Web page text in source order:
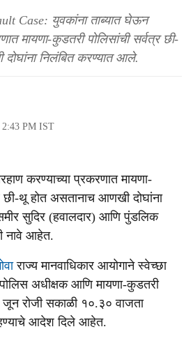
Case: युवकांना ताब्‍यात घेऊन
मायणा-कुडतरी पोलिसांची सर्वत्र छी-
निलंबित करण्‍यात आले.
2:43 PM IST
करण्‍याच्‍या प्रकरणात मायणा-
छी-थू होत असतानाच आणखी दोघांना
सुदिर (हवालदार) आणि पुंडलिक
नावे आहेत.
राज्य मानवाधिकार आयोगाने स्वेच्छा
अधीक्षक आणि मायणा-कुडतरी
जून रोजी सकाळी १०.३० वाजता
आदेश दिले आहेत.